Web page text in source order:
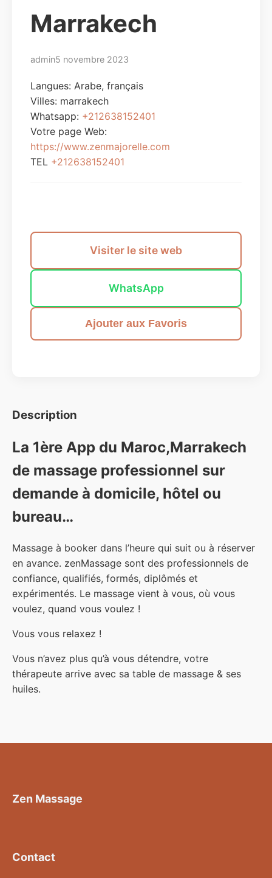
Marrakech
admin5 novembre 2023
Langues: Arabe, français
Villes: marrakech
Whatsapp: +212638152401
Votre page Web:
https://www.zenmajorelle.com
TEL +212638152401
Visiter le site web
WhatsApp
Ajouter aux Favoris
Description
La 1ère App du Maroc,Marrakech
de massage professionnel sur
demande à domicile, hôtel ou
bureau…
Massage à booker dans l’heure qui suit ou à réserver
en avance. zenMassage sont des professionnels de
confiance, qualifiés, formés, diplômés et
expérimentés. Le massage vient à vous, où vous
voulez, quand vous voulez !
Vous vous relaxez !
Vous n’avez plus qu’à vous détendre, votre
thérapeute arrive avec sa table de massage & ses
huiles.
Zen Massage
Contact